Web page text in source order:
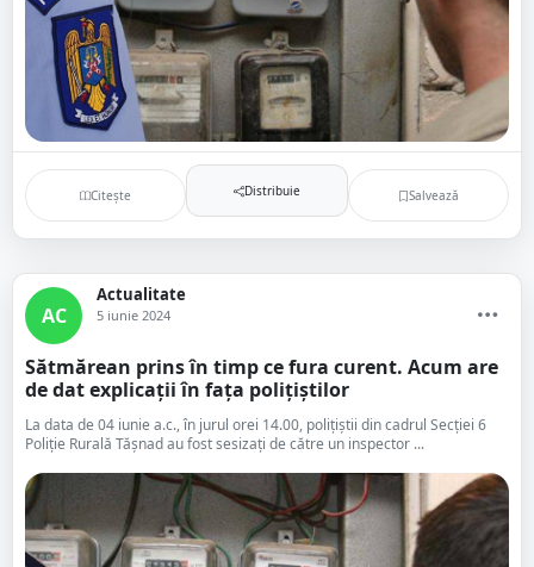
Citește Distribuie Salvează
AC
Actualitate
5 iunie 2024
Sătmărean prins în timp ce fura curent. Acum are
de dat explicații în fața polițiștilor
La data de 04 iunie a.c., în jurul orei 14.00, polițiștii din cadrul Secției 6
Poliție Rurală Tășnad au fost sesizați de către un inspector ...